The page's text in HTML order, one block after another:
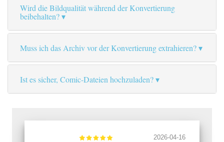
Wird die Bildqualität während der Konvertierung
beibehalten?
Muss ich das Archiv vor der Konvertierung extrahieren?
Ist es sicher, Comic-Dateien hochzuladen?
2026-04-16